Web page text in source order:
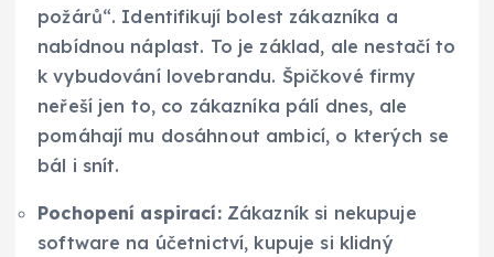
požárů“. Identifikují bolest zákazníka a
nabídnou náplast. To je základ, ale nestačí to
k vybudování lovebrandu. Špičkové firmy
neřeší jen to, co zákazníka pálí dnes, ale
pomáhají mu dosáhnout ambicí, o kterých se
bál i snít.
Pochopení aspirací:Zákazník si nekupuje
software na účetnictví, kupuje si klidný